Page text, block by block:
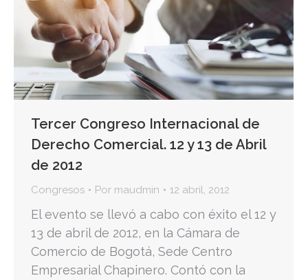
Tercer Congreso Internacional de
Derecho Comercial. 12 y 13 de Abril
de 2012
Congresos Por maudmin 12 abril, 2012
El evento se llevó a cabo con éxito el 12 y
13 de abril de 2012, en la Cámara de
Comercio de Bogotá, Sede Centro
Empresarial Chapinero. Contó con la